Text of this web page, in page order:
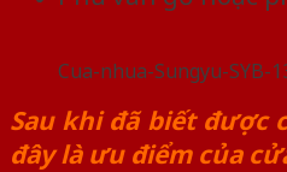
Cua-nhua-Sungyu-SYB-
Sau khi đã biết được
đây là ưu điểm của